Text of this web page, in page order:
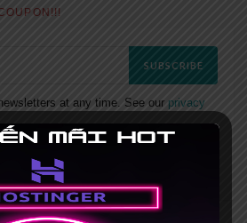
SUBSCRIBE
at any time. See our privacy